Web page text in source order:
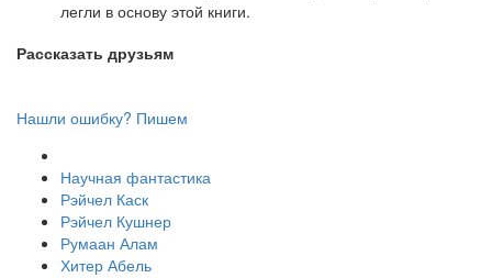
легли в основу этой книги.
Рассказать друзьям
Нашли ошибку? Пишем
Научная фантастика
Рэйчел Каск
Рэйчел Кушнер
Румаан Алам
Хитер Абель